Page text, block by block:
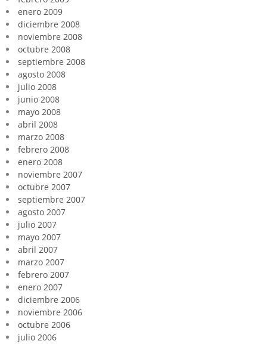
enero 2009
diciembre 2008
noviembre 2008
octubre 2008
septiembre 2008
agosto 2008
julio 2008
junio 2008
mayo 2008
abril 2008
marzo 2008
febrero 2008
enero 2008
noviembre 2007
octubre 2007
septiembre 2007
agosto 2007
julio 2007
mayo 2007
abril 2007
marzo 2007
febrero 2007
enero 2007
diciembre 2006
noviembre 2006
octubre 2006
julio 2006